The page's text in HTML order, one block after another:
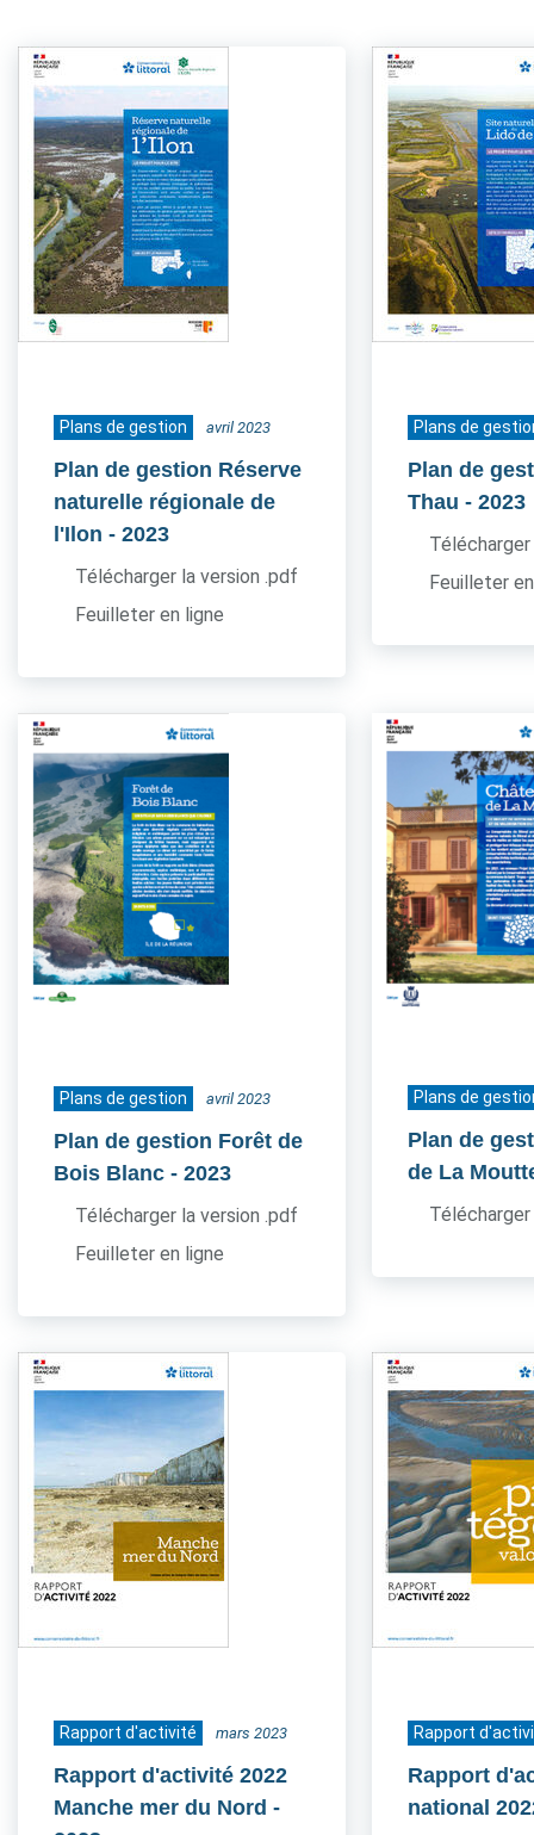
Plans de gestion avril 2023
Plan de gestion Réserve
naturelle régionale de
l'Ilon - 2023
Télécharger la version .pdf
Feuilleter en ligne
Plans de
Plan de
Thau - 2023
Feuilleter
Plans de gestion avril 2023
Plan de gestion Forêt de
Bois Blanc - 2023
Télécharger la version .pdf
Feuilleter en ligne
Plans de
Plan de
de La
Rapport d'activité mars 2023
Rapport d'activité 2022
Manche mer du Nord -
Rapport
Rapport
national